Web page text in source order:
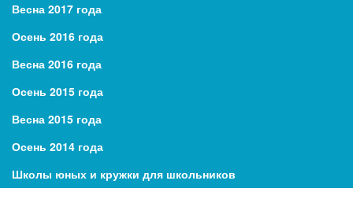
Весна 2017 года
Осень 2016 года
Весна 2016 года
Осень 2015 года
Весна 2015 года
Осень 2014 года
Школы юных и кружки для школьников